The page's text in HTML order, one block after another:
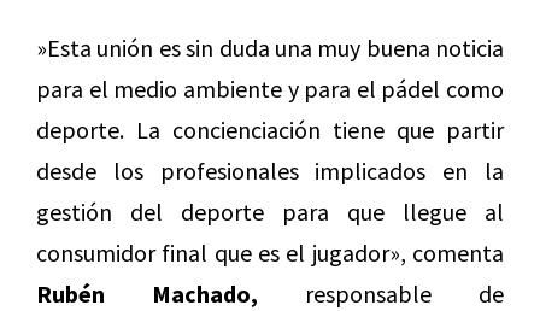
»Esta unión es sin duda una muy buena noticia
para el medio ambiente y para el pádel como
deporte. La concienciación tiene que partir
desde los profesionales implicados en la
gestión del deporte para que llegue al
consumidor final que es el jugador», comenta
Rubén Machado, responsable de